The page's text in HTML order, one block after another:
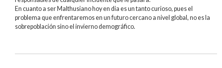
En cuanto a ser Malthusiano hoy en dia es un tanto curioso, pues el
problema que enfrentaremos en un futuro cercano a nivel global, no es la
sobrepoblación sino el invierno demográfico.